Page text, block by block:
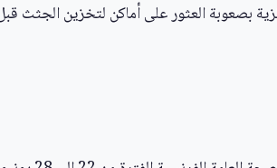
بصعوبة العثور على أماكن لتخزين